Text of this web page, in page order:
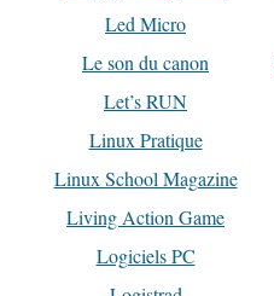
Led Micro
Le son du canon
Let’s RUN
Linux Pratique
Linux School Magazine
Living Action Game
Logiciels PC